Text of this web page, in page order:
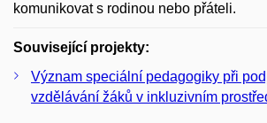
komunikovat s rodinou nebo přáteli.
Související projekty:
Význam speciální pedagogiky při
vzdělávání žáků v inkluzivním